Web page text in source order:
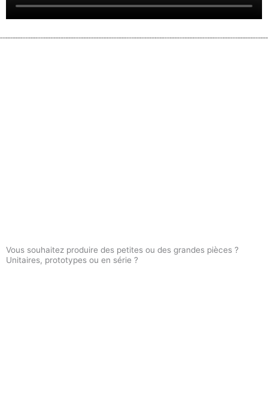
Vous souhaitez produire des petites ou des grandes pièces ?
Unitaires, prototypes ou en série ?